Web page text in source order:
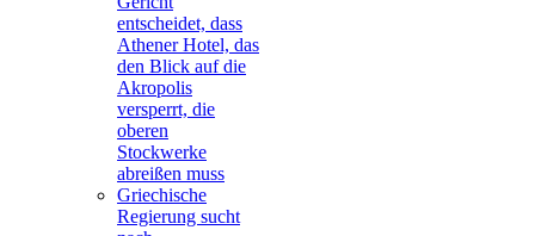
entscheidet, dass
Athener Hotel, das
den Blick auf die
Akropolis
versperrt, die
oberen
Stockwerke
abreißen muss
Griechische
Regierung sucht